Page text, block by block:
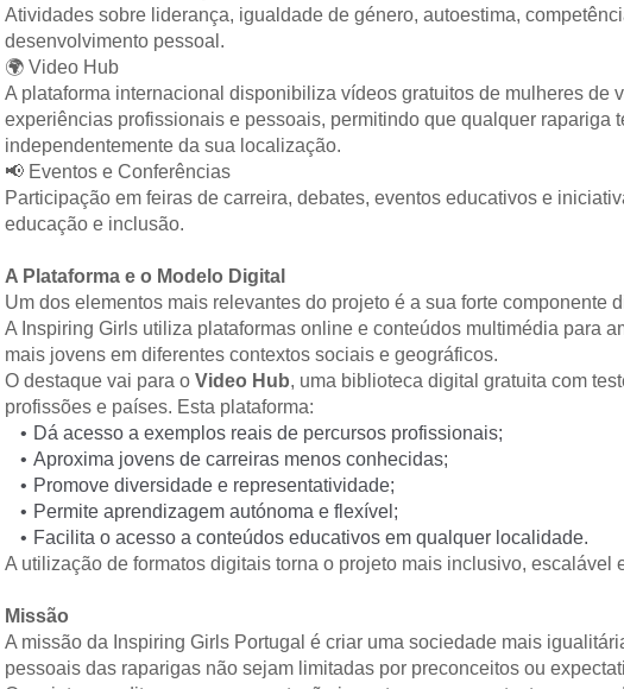
Atividades sobre liderança, igualdade de género, autoestima,
desenvolvimento pessoal.
🌍 Video Hub
A plataforma internacional disponibiliza vídeos gratuitos de mulheres de
experiências profissionais e pessoais, permitindo que qualquer rapariga
independentemente da sua localização.
📢 Eventos e Conferências
Participação em feiras de carreira, debates, eventos educativos e
educação e inclusão.
A Plataforma e o Modelo Digital
Um dos elementos mais relevantes do projeto é a sua forte componente
A Inspiring Girls utiliza plataformas online e conteúdos multimédia para
mais jovens em diferentes contextos sociais e geográficos.
O destaque vai para o Video Hub, uma biblioteca digital gratuita com
profissões e países. Esta plataforma:
Dá acesso a exemplos reais de percursos profissionais;
Aproxima jovens de carreiras menos conhecidas;
Promove diversidade e representatividade;
Permite aprendizagem autónoma e flexível;
Facilita o acesso a conteúdos educativos em qualquer localidade.
A utilização de formatos digitais torna o projeto mais inclusivo, escalável
Missão
A missão da Inspiring Girls Portugal é criar uma sociedade mais
pessoais das raparigas não sejam limitadas por preconceitos ou